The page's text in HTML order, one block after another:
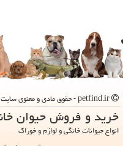
خرید و فروش حیوان
انواع حیوانات خانگی و لوازم و خوراک